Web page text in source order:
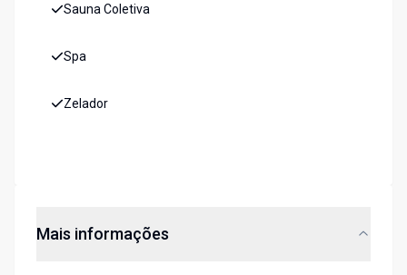
Sauna Coletiva
Spa
Zelador
Mais informações